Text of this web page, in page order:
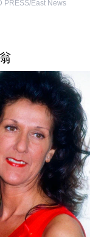
PRESS/East News